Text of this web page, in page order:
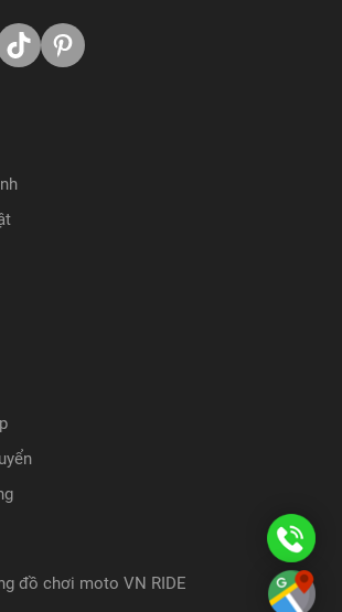
TikTokhttps://www.pinterest.com/
đồ chơi moto VN RIDE